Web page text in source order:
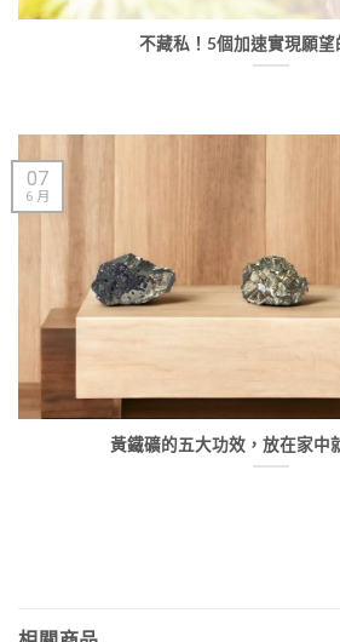
不藏私！5個加速實現願望
黃鐵礦的五大功效，放在家中
07
6 月